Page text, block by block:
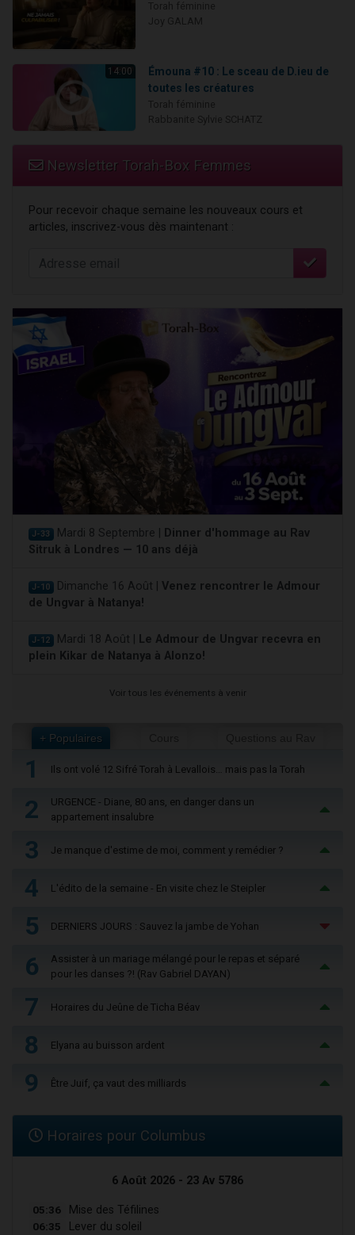
14:00
Émouna #10 : Le sceau de D.ieu de
toutes les créatures
Newsletter Torah-Box Femmes
Pour recevoir chaque semaine les nouveaux cours et
articles, inscrivez-vous dès maintenant :
J-33 Mardi 8 Septembre |
Dinner d'hommage au Rav
Sitruk à Londres — 10 ans déjà
J-10 Dimanche 16 Août | Venez rencontrer le Admour
de Ungvar à Natanya!
J-12 Mardi 18 Août |
Le Admour de Ungvar recevra en
plein Kikar de Natanya à Alonzo!
Voir tous les événements à venir
+ Populaires
1 Ils ont volé 12 Sifré Torah à Levallois… mais pas la Torah
2
URGENCE - Diane, 80 ans, en danger dans un
appartement insalubre
3 Je manque d'estime de moi, comment y remédier ?
4 L'édito de la semaine - En visite chez le Steipler
5 DERNIERS JOURS : Sauvez la jambe de Yohan
6
Assister à un mariage mélangé pour le repas et séparé
pour les danses ?! (Rav Gabriel DAYAN)
7 Horaires du Jeûne de Ticha Béav
8 Elyana au buisson ardent
9 Être Juif, ça vaut des milliards
Horaires pour Columbus
6 Août 2026 - 23 Av 5786
05:36 Mise des Téfilines
06:35 Lever du soleil